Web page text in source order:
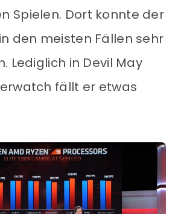
Spielen. Dort konnte der
in den meisten Fällen sehr
Lediglich in Devil May
fällt er etwas